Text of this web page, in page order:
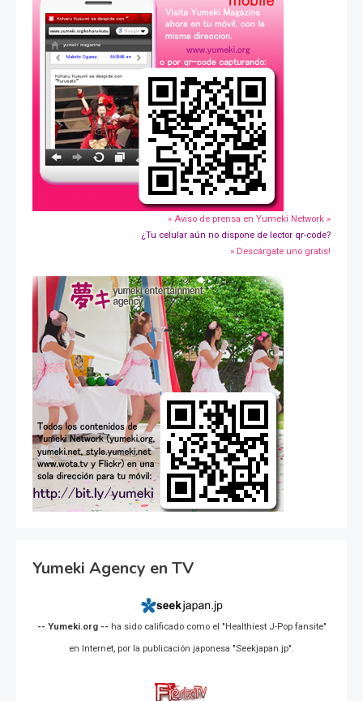
» Aviso de prensa en Yumeki Network »
¿Tu celular aún no dispone de lector qr-code?
» Descárgate uno gratis!
Yumeki Agency en TV
-- Yumeki.org -- ha sido calificado como el "Healthiest J-Pop fansite"
en Internet, por la publicación japonesa "Seekjapan.jp".